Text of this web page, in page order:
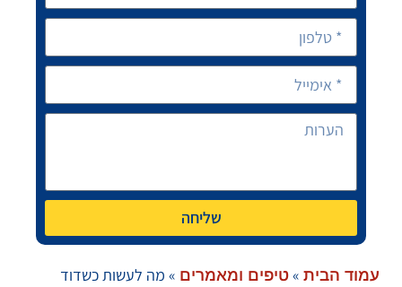
עמוד הבית » טיפים ומאמרים » מה לעשות כשדוד
שליחה